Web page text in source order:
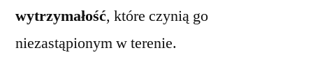
wytrzymałość, które czynią go
niezastąpionym w terenie.